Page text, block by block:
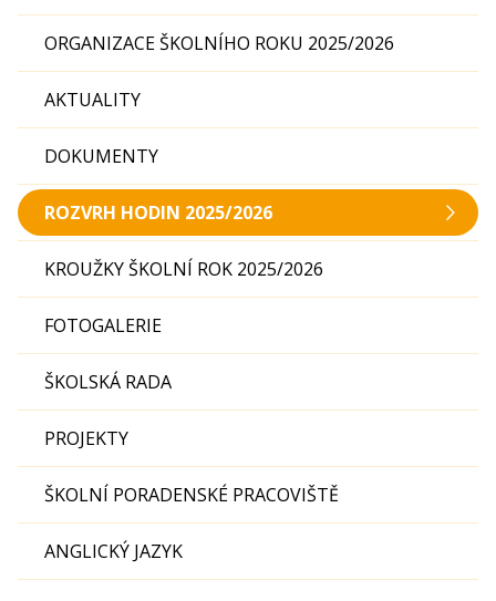
ORGANIZACE ŠKOLNÍHO ROKU 2025/2026
AKTUALITY
DOKUMENTY
ROZVRH HODIN 2025/2026
KROUŽKY ŠKOLNÍ ROK 2025/2026
FOTOGALERIE
ŠKOLSKÁ RADA
PROJEKTY
ŠKOLNÍ PORADENSKÉ PRACOVIŠTĚ
ANGLICKÝ JAZYK